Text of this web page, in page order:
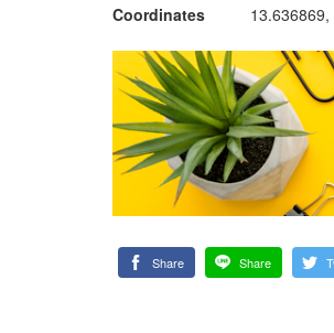
Coordinates
Share Share